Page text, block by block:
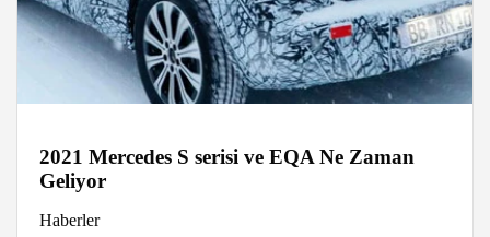
2021 Mercedes S serisi ve EQA Ne Zaman
Geliyor
Haberler